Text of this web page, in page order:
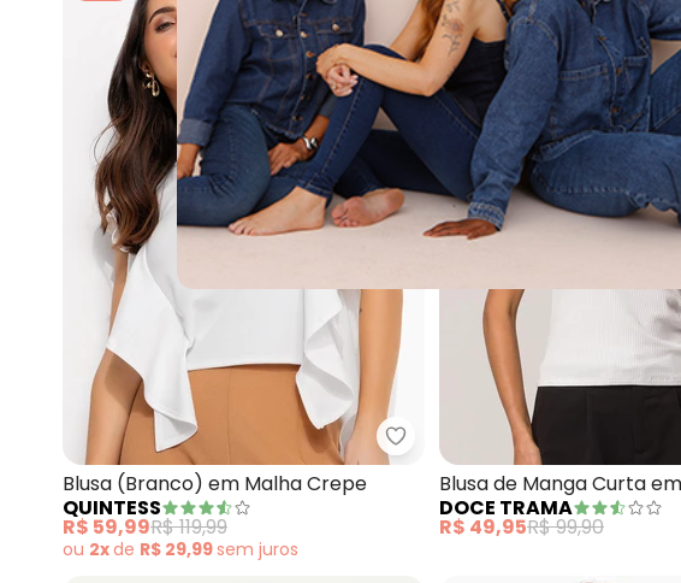
Quintess - Blusa (Branco) em
Blusa (Branco) em Malha Crepe
QUINTESS
R$ 59,99R$ 119,99
ou 2xde R$ 29,99sem juros
Blusa de Manga Curta
(Branco)
DOCE TRAMA
R$ 49,95R$ 99,90